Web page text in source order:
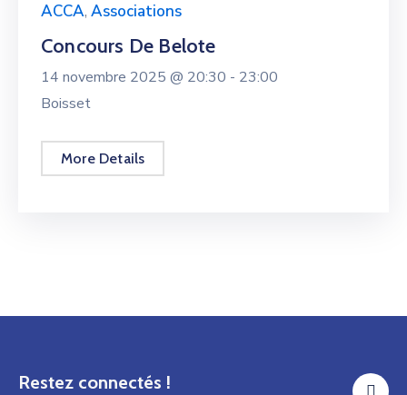
ACCA, Associations
Concours De Belote
14 novembre 2025 @ 20:30 - 23:00
Boisset
More Details
Restez connectés !